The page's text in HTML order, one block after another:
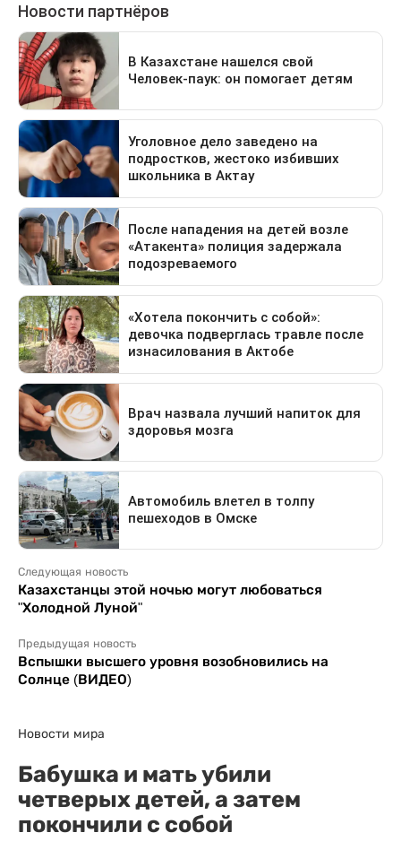
Следующая новость
Казахстанцы этой ночью могут любоваться
"Холодной Луной"
Предыдущая новость
Вспышки высшего уровня возобновились на
Солнце (ВИДЕО)
Новости мира
Бабушка и мать убили
четверых детей, а затем
покончили с собой